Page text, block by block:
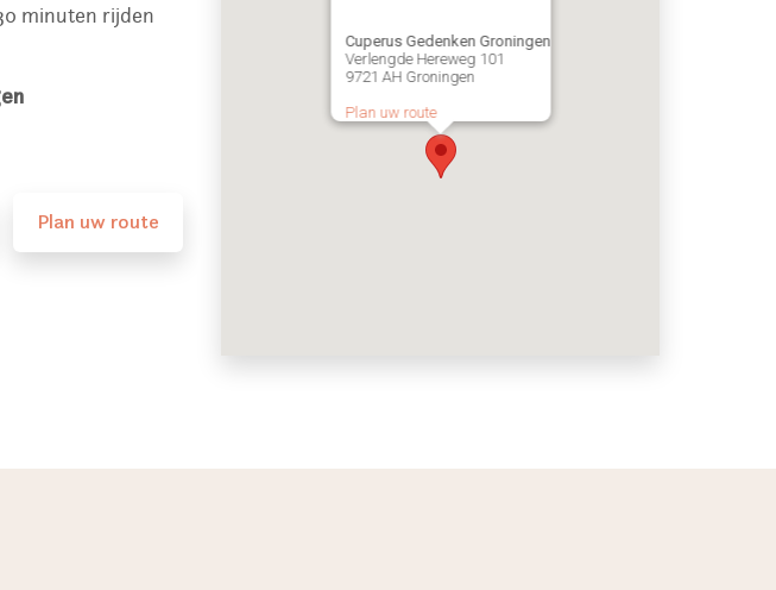
minuten rijden
Plan uw route
Cuperus Gedenken Groningen
Verlengde Hereweg 101
9721 AH Groningen
Plan uw route